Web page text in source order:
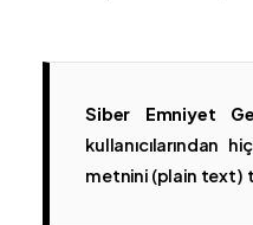
Siber Emniyet
kullanıcılarından
metnini (plain text)